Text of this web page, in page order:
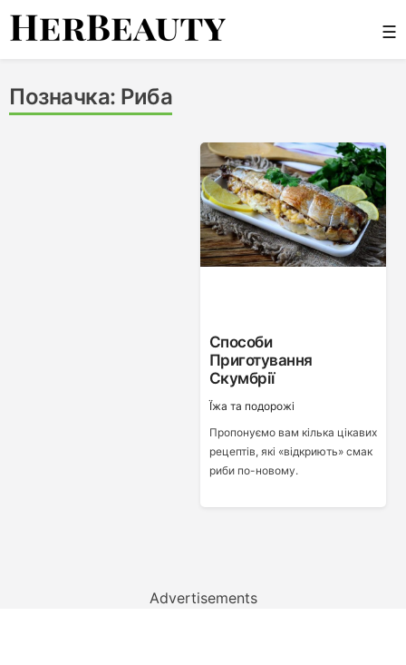
Skip
☰
Позначка: Риба
Способи
Приготування
Скумбрії
Ї́жа та подорожі
Пропонуємо вам кілька цікавих
рецептів, які «відкриють» смак
риби по-новому.
Advertisements